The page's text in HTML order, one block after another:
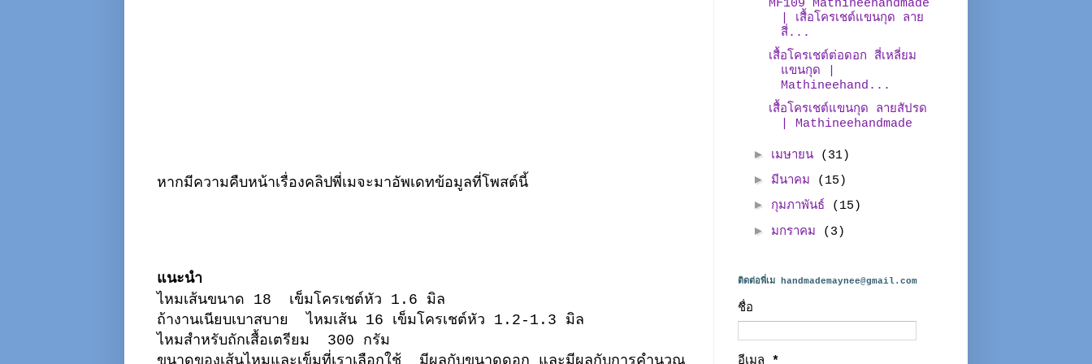
หากมีความคืบหน้าเรื่องคลิปพี่เมจะมาอัพเดทข้อมูลที่โพสต์นี้
แนะนำ
ไหมเส้นขนาด 18 เข็มโครเชต์หัว 1.6 มิล
ถ้างานเนียบเบาสบาย ไหมเส้น 16 เข็มโครเชต์หัว 1.2-1.3 มิล
ไหมสำหรับถักเสื้อเตรียม 300 กรัม
ขนาดของเส้นไหมและเข็มที่เราเลือกใช้ มีผลกับขนาดดอก และมีผลกับการคำนวณ
MF109 Mathineehandmade
| เสื้อโครเชต์แขนกุด ลาย
สี่...
เสื้อโครเชต์ต่อดอก สี่เหลี่ยม
แขนกุด |
Mathineehand...
เสื้อโครเชต์แขนกุด ลายสัปรด
| Mathineehandmade
► เมษายน
(31)
► มีนาคม
(15)
► กุมภาพันธ์
(15)
► มกราคม (3)
ติดต่อพี่เม handmademaynee@gmail.com
ชื่อ
อีเมล *